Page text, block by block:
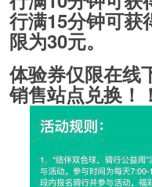
行满15分钟可获
限为30元。
体验券仅限在线
销售站点兑换！！